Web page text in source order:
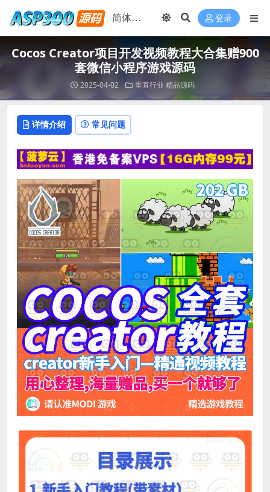
登录
Cocos Creator项目开发视频教程大合集赠900
套微信小程序游戏源码
2025-04-02 垂直行业 精品源码
详情介绍 常见问题